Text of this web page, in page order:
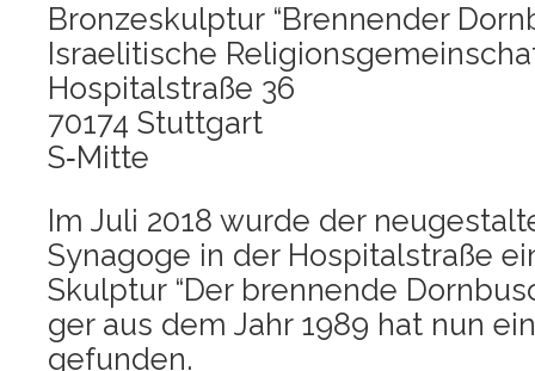
Bron­ze­skulp­tur “Bren­nen­der
Israe­li­ti­sche
Hos­pi­tal­stra­ße 36
70174 Stuttgart
S‑Mitte
Im Juli 2018 wur­de der
Syn­ago­ge in der Hos­pi­tal­stra­ße
Skulp­tur “Der bren­nen­de
ger aus dem Jahr 1989 hat nun
gefunden.